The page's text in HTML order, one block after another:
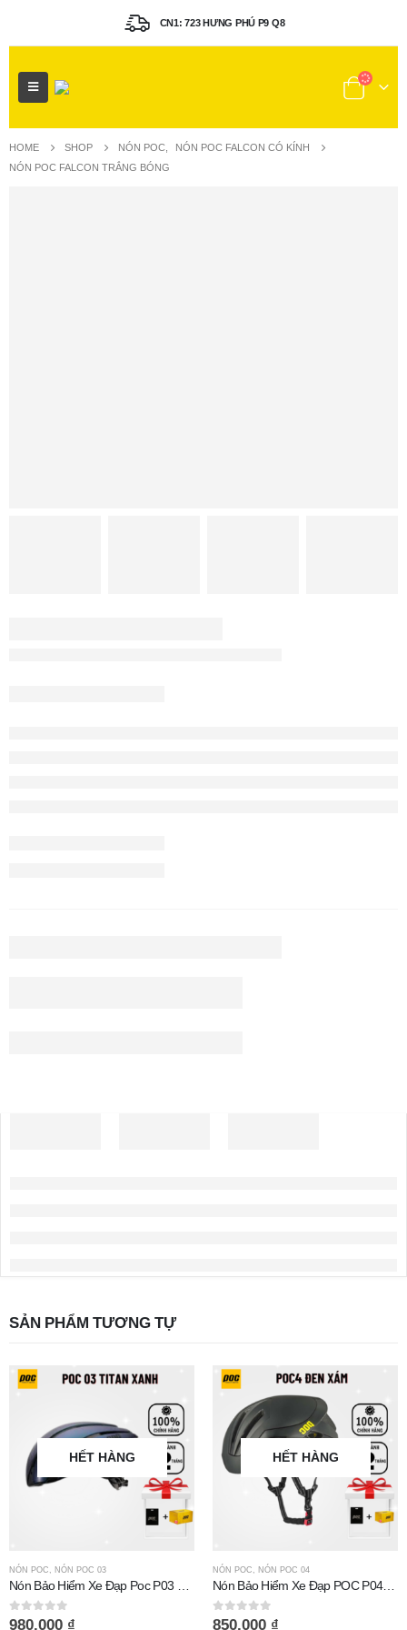
CN1: 723 HƯNG PHÚ P9 Q8
HOME SHOP NÓN POC
NÓN POC FALCON CÓ KÍNH
NÓN POC FALCON TRẮNG BÓNG
SẢN PHẨM TƯƠNG TỰ
HẾT HÀNG
NÓN POC , NÓN POC 03
Nón Bảo Hiểm Xe Đạp Poc P03 Titan Xanh
0out of 5
980.000 ₫
HẾT HÀNG
NÓN POC , NÓN POC 04
Nón Bảo Hiểm Xe Đạp POC P04 Đen Nhám
0out of 5
850.000 ₫